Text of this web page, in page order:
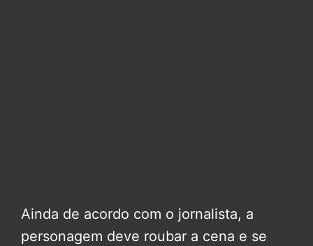
Ainda de acordo com o jornalista, a
personagem deve roubar a cena e se